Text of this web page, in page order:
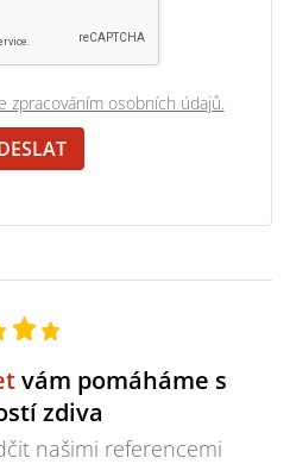
zpracováním osobních údajů.
vám pomáháme s
zdiva
našimi referencemi